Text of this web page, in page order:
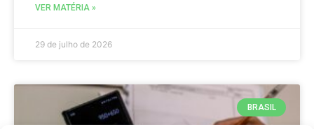
VER MATÉRIA »
29 de julho de 2026
BRASIL